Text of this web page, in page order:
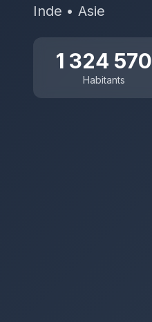
Inde • Asie
1 324 570
Habitants